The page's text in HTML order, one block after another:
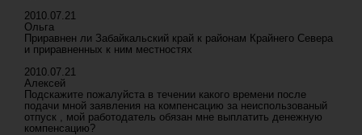
2010.07.21
Ольга
Приравнен ли Забайкальский край к районам Крайнего Севера
и приравненных к ним местностях
2010.07.21
Алексей
Подскажите пожалуйста в течении какого времени после
подачи мной заявления на компенсацию за неиспользованый
отпуск , мой работодатель обязан мне выплатить денежную
компенсацию?